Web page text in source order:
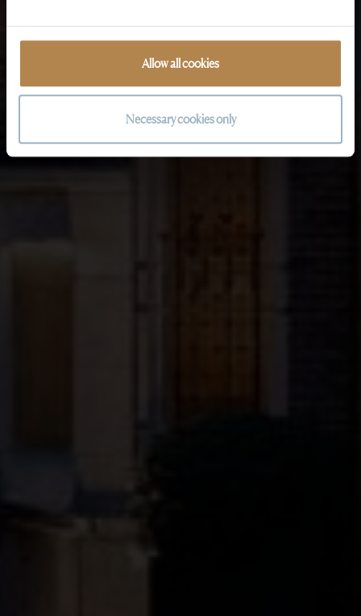
Allow all cookies
Necessary cookies only